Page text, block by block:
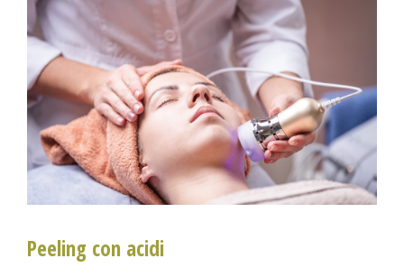
Peeling con acidi